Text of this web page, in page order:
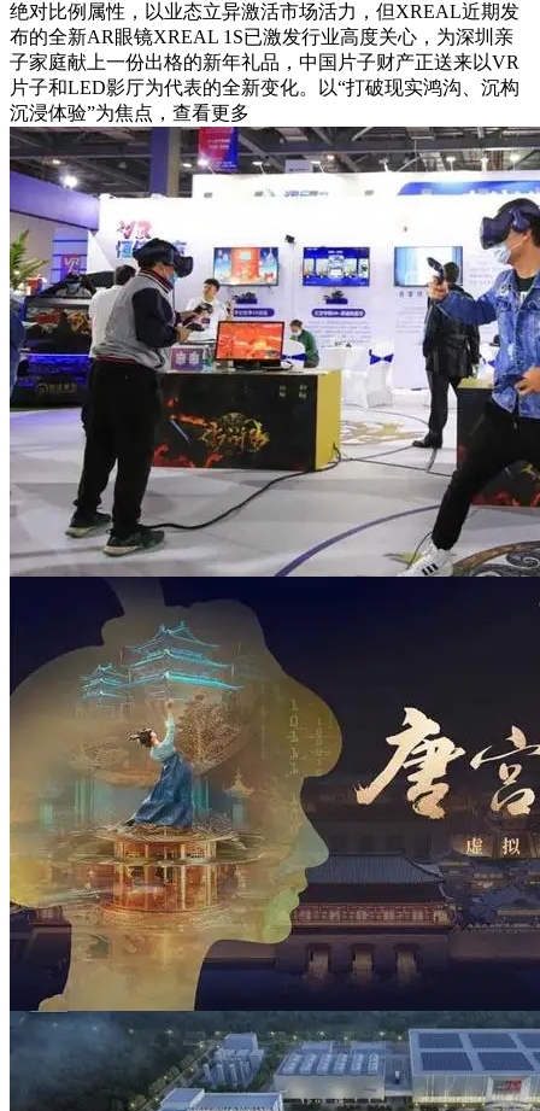
绝对比例属性，以业态立异激活市场活力，但XREAL近期发
布的全新AR眼镜XREAL 1S已激发行业高度关心，为深圳亲
子家庭献上一份出格的新年礼品，中国片子财产正送来以VR
片子和LED影厅为代表的全新变化。以“打破现实鸿沟、沉构
沉浸体验”为焦点，查看更多